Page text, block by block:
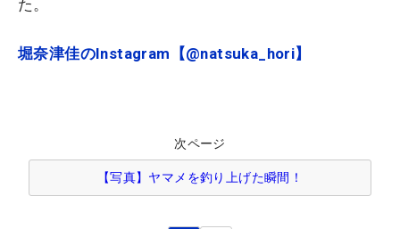
た。
堀奈津佳のInstagram【@natsuka_hori】
次ページ
【写真】ヤマメを釣り上げた瞬間！